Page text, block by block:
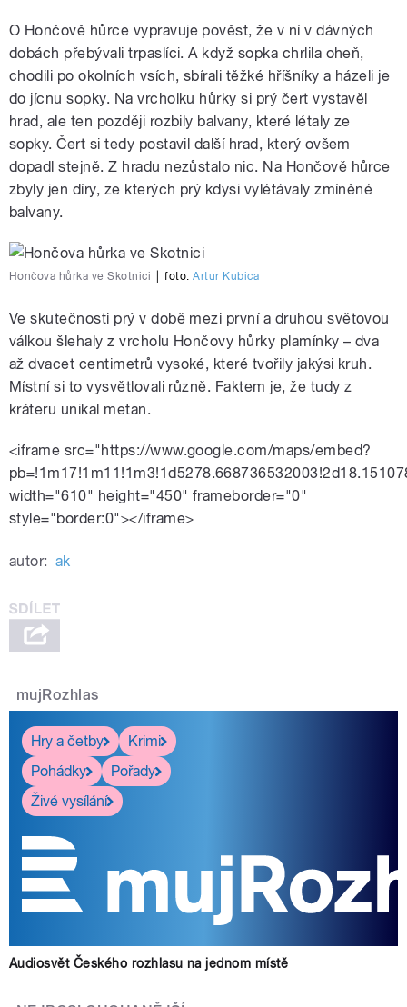
O Hončově hůrce vypravuje pověst, že v ní v dávných
dobách přebývali trpaslíci. A když sopka chrlila oheň,
chodili po okolních vsích, sbírali těžké hříšníky a házeli je
do jícnu sopky. Na vrcholku hůrky si prý čert vystavěl
hrad, ale ten později rozbily balvany, které létaly ze
sopky. Čert si tedy postavil další hrad, který ovšem
dopadl stejně. Z hradu nezůstalo nic. Na Hončově hůrce
zbyly jen díry, ze kterých prý kdysi vylétávaly zmíněné
balvany.
Hončova hůrka ve Skotnici foto:Artur Kubica
Ve skutečnosti prý v době mezi první a druhou světovou
válkou šlehaly z vrcholu Hončovy hůrky plamínky – dva
až dvacet centimetrů vysoké, které tvořily jakýsi kruh.
Místní si to vysvětlovali různě. Faktem je, že tudy z
kráteru unikal metan.
<iframe src="https://www.google.com/maps/embed?
width="610" height="450" frameborder="0"
style="border:0"></iframe>
autor: ak
mujRozhlas
Hry a četby
Krimi
Pohádky
Pořady
Živé vysílání
Audiosvět Českého rozhlasu na jednom místě